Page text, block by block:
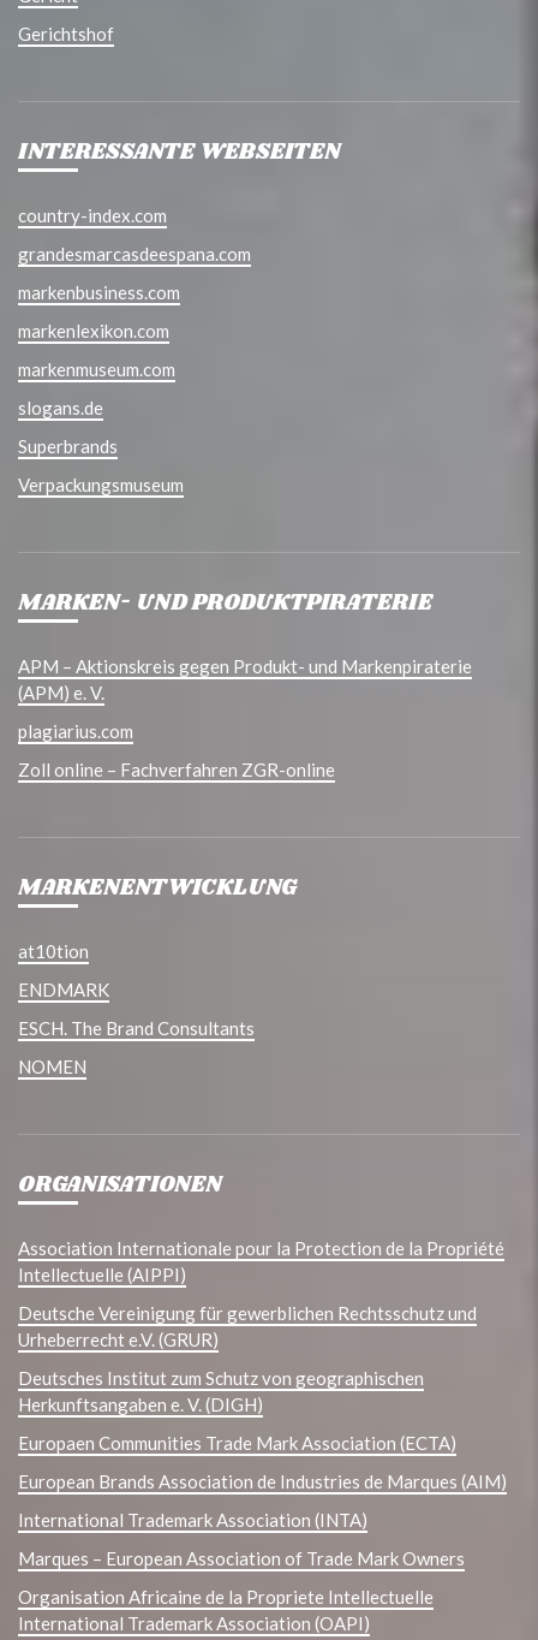
Gerichtshof
INTERESSANTE WEBSEITEN
country-index.com
grandesmarcasdeespana.com
markenbusiness.com
markenlexikon.com
markenmuseum.com
slogans.de
Superbrands
Verpackungsmuseum
MARKEN- UND PRODUKTPIRATERIE
APM – Aktionskreis gegen Produkt- und Markenpiraterie
(APM) e. V.
plagiarius.com
Zoll online – Fachverfahren ZGR-online
MARKENENTWICKLUNG
at10tion
ENDMARK
ESCH. The Brand Consultants
NOMEN
ORGANISATIONEN
Association Internationale pour la Protection de la Propriété
Intellectuelle (AIPPI)
Deutsche Vereinigung für gewerblichen Rechtsschutz und
Urheberrecht e.V. (GRUR)
Deutsches Institut zum Schutz von geographischen
Herkunftsangaben e. V. (DIGH)
Europaen Communities Trade Mark Association (ECTA)
European Brands Association de Industries de Marques (AIM)
International Trademark Association (INTA)
Marques – European Association of Trade Mark Owners
Organisation Africaine de la Propriete Intellectuelle
International Trademark Association (OAPI)